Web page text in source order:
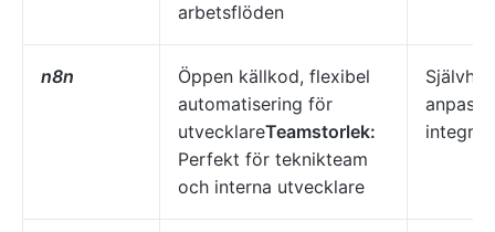
arbetsflöden
n8n
Öppen källkod, flexibel
automatisering för
utvecklareTeamstorlek:
Perfekt för teknikteam
och interna utvecklare